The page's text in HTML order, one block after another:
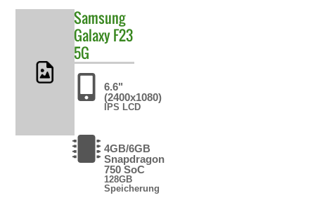
Samsung
Galaxy F23
5G
6.6"
(2400x1080)
IPS LCD
4GB/6GB
Snapdragon
750 SoC
128GB
Speicherung